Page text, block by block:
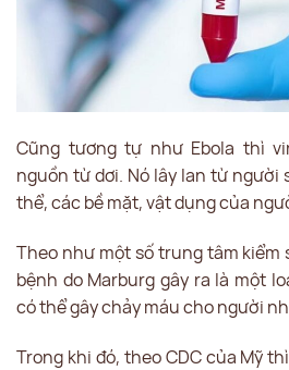
Cũng tương tự như Ebola thì
nguồn từ dơi. Nó lây lan từ người
thể, các bề mặt, vật dụng của
Theo như một số trung tâm kiểm
bệnh do Marburg gây ra là một
có thể gây chảy máu cho người
Trong khi đó, theo CDC của Mỹ